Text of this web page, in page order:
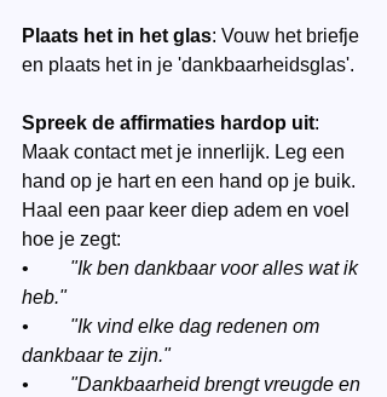
Plaats het in het glas: Vouw het briefje
en plaats het in je 'dankbaarheidsglas'.
Spreek de affirmaties hardop uit:
Maak contact met je innerlijk. Leg een
hand op je hart en een hand op je buik.
Haal een paar keer diep adem en voel
hoe je zegt:
"Ik ben dankbaar voor alles wat ik
heb."
•	"Ik vind elke dag redenen om
dankbaar te zijn."
•	"Dankbaarheid brengt vreugde en